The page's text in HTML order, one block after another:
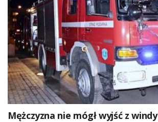
Mężczyzna nie mógł wyjść z windy